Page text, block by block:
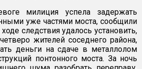
милиция успела задержать
уже частями моста, сообщили
следствия удалось установить,
жителей соседнего района,
деньги на сдаче в металлолом
понтонного моста. За ночь